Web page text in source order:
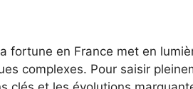
fortune en France met en
complexes. Pour saisir